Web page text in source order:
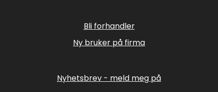
Bli forhandler
Ny bruker på firma
Nyhetsbrev - meld meg på